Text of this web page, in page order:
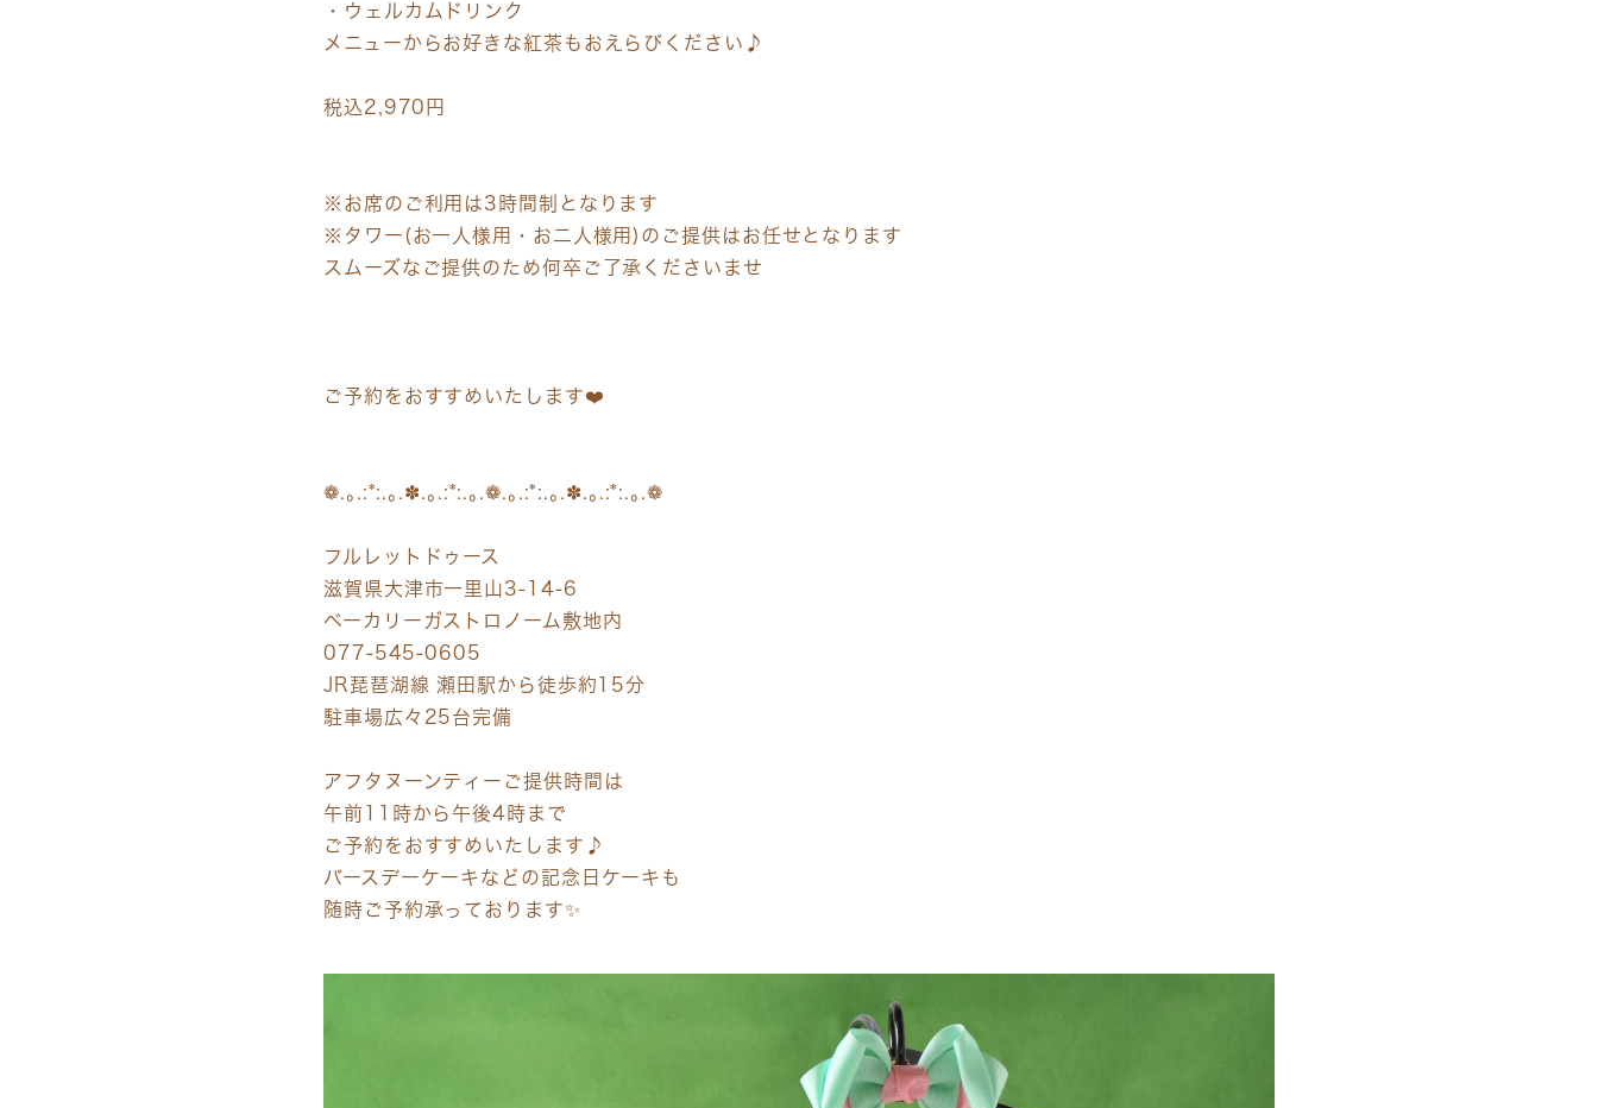
・ウェルカムドリンク
メニューからお好きな紅茶もおえらびください♪
税込2,970円
※お席のご利用は3時間制となります
※タワー(お一人様用・お二人様用)のご提供はお任せとなります
スムーズなご提供のため何卒ご了承くださいませ
ご予約をおすすめいたします❤️
❁.｡.:*:.｡.✽.｡.:*:.｡.❁.｡.:*:.｡.✽.｡.:*:.｡.❁
フルレットドゥース
滋賀県大津市一里山3-14-6
ベーカリーガストロノーム敷地内
077-545-0605
JR琵琶湖線 瀬田駅から徒歩約15分
駐車場広々25台完備
アフタヌーンティーご提供時間は
午前11時から午後4時まで
ご予約をおすすめいたします♪
バースデーケーキなどの記念日ケーキも
随時ご予約承っております✨